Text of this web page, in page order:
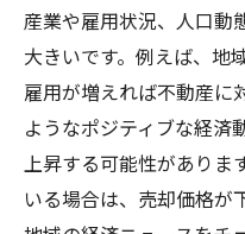
産業や雇用状況、人口動
大きいです。例えば、地
雇用が増えれば不動産に
ようなポジティブな経済
上昇する可能性がありま
いる場合は、売却価格が